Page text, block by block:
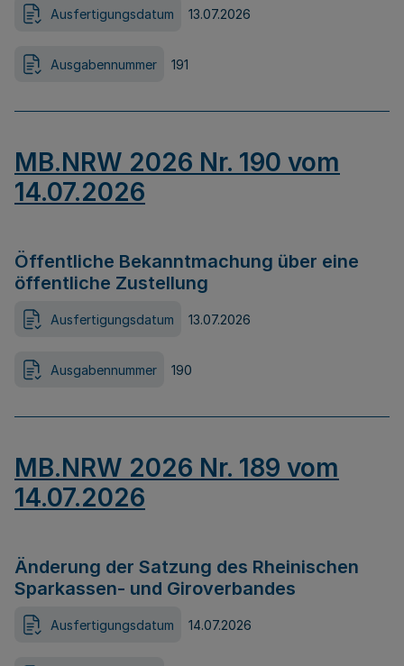
Ausfertigungsdatum 13.07.2026
Ausgabennummer 191
MB.NRW 2026 Nr. 190 vom
14.07.2026
Öffentliche Bekanntmachung über eine
öffentliche Zustellung
Ausfertigungsdatum 13.07.2026
Ausgabennummer 190
MB.NRW 2026 Nr. 189 vom
14.07.2026
Änderung der Satzung des Rheinischen
Sparkassen- und Giroverbandes
Ausfertigungsdatum 14.07.2026